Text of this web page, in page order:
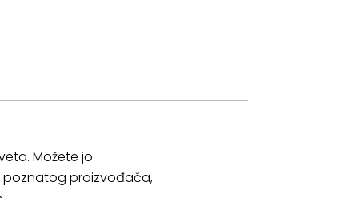
Možete jo
poznatog proizvođača,